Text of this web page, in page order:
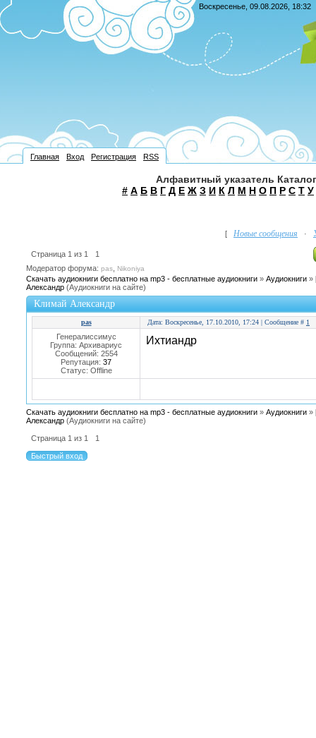
Воскресенье, 09.08.2026, 18:32
Главная Вход Регистрация RSS
Алфавитный указатель
# А Б В Г Д Е Ж З И К Л М Н О П Р С Т У
[ Новые сообщения ·
Страница 1 из 1
1
Модератор форума: pas Nikoniya
Скачать аудиокниги бесплатно на mp3 - бесплатные аудиокниги » Аудиокниги »
Александр (Аудиокниги на сайте)
Климай Александр
pas Дата: Воскресенье, 17.10.2010, 17:24 | Сообщение # 1
Генералиссимус
Группа: Архивариус
Сообщений: 2554
Репутация: 37
Статус: Offline
Ихтиандр
Скачать аудиокниги бесплатно на mp3 - бесплатные аудиокниги » Аудиокниги »
Александр (Аудиокниги на сайте)
Страница 1 из 1 1